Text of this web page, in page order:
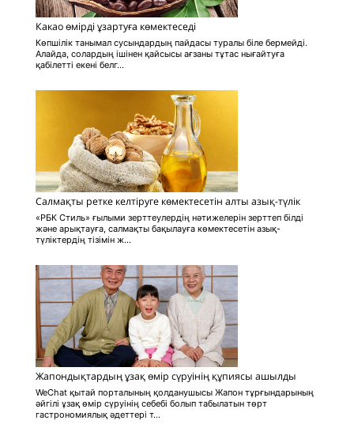
Какао өмірді ұзартуға көмектеседі
Көпшілік танымал сусындардың пайдасы туралы біле бермейді.
Алайда, солардың ішінен қайсысы ағзаны тұтас нығайтуға
қабілетті екені белг...
Салмақты ретке келтіруге көмектесетін алты азық-түлік
«РБК Стиль» ғылыми зерттеулердің нәтижелерін зерттеп білді
және арықтауға, салмақты бақылауға көмектесетін азық-
түліктердің тізімін ж...
Жапондықтардың ұзақ өмір сүруінің құпиясы ашылды
WeСhat қытай порталының қолданушысы Жапон тұрғындарының
әйгілі ұзақ өмір сүруінің себебі болып табылатын төрт
гастрономиялық әдеттері т...